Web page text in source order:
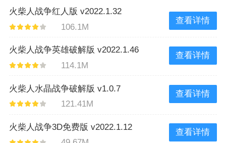
火柴人战争红人版 v2022.1.32
106.1M
查看详情
火柴人战争英雄破解版 v2022.1.46
114.1M
查看详情
火柴人水晶战争破解版 v1.0.7
121.41M
查看详情
火柴人战争3D免费版 v2022.1.12
查看详情